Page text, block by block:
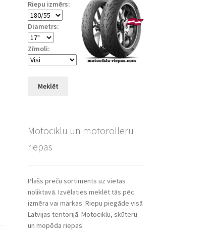
Riepu izmērs:
Diametrs:
Zīmoli:
Meklēt
Motociklu un motorolleru
riepas
Plašs preču sortiments uz vietas
noliktavā. Izvēlaties meklēt tās pēc
izmēra vai markas. Riepu piegāde visā
Latvijas teritorijā. Motociklu, skūteru
un mopēda riepas.